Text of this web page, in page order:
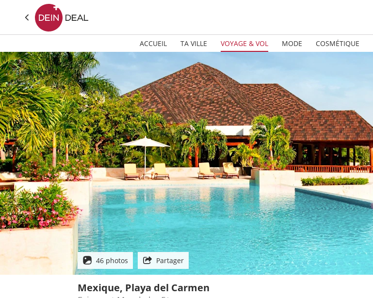
ACCUEIL TA VILLE VOYAGE & VOL MODE COSMÉTIQUE
46 photos Partager
Mexique, Playa del Carmen